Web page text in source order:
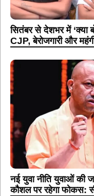
सितंबर से देशभर में ‘क्या
CJP, बेरोजगारी और
नई युवा नीति युवाओं की
कौशल पर रहेगा फोकस: